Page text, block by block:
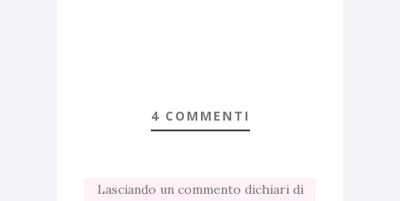
4 COMMENTI
Lasciando un commento dichiari di